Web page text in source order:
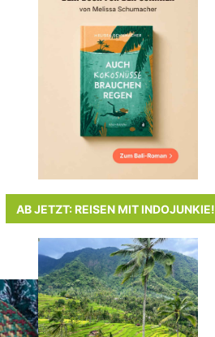
AB JETZT: REISEN MIT INDOJUNKIE!